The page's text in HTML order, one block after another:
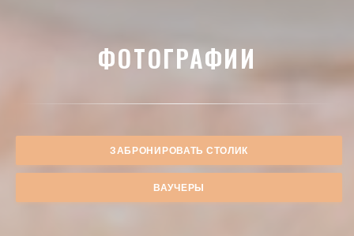
ФОТОГРАФИИ
ЗАБРОНИРОВАТЬ СТОЛИК
ВАУЧЕРЫ